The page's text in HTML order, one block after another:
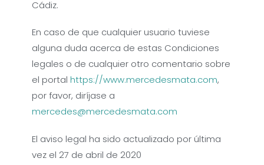
Cádiz.
En caso de que cualquier usuario tuviese
alguna duda acerca de estas Condiciones
legales o de cualquier otro comentario sobre
el portal https://www.mercedesmata.com,
por favor, diríjase a
mercedes@mercedesmata.com
El aviso legal ha sido actualizado por última
vez el 27 de abril de 2020